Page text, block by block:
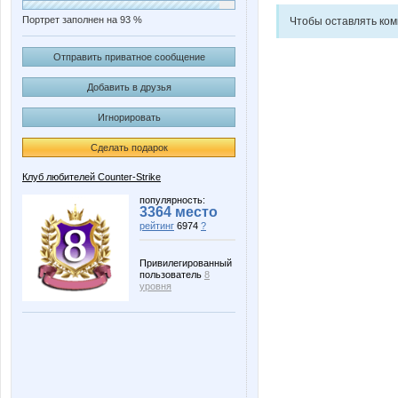
Портрет заполнен на 93 %
Отправить приватное сообщение
Добавить в друзья
Игнорировать
Сделать подарок
Клуб любителей Counter-Strike
популярность:
3364 место
рейтинг 6974 ?
Привилегированный
пользователь 8
уровня
Чтобы оставлять